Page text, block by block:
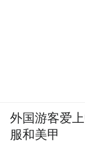
外国游客爱
服和美甲